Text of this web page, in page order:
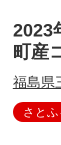
2023
町産
福島県
さと